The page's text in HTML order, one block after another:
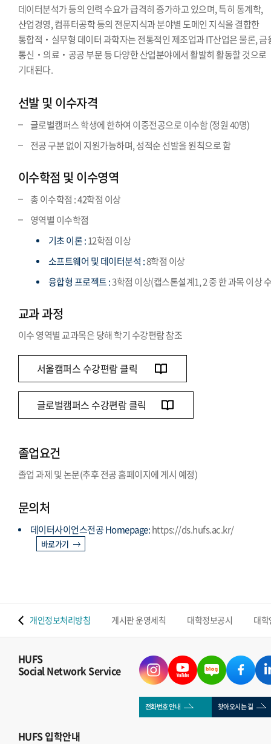
데이터분석가 등의 인력 수요가 급격히 증가하고 있으며, 특히 통계학,
산업경영, 컴퓨터공학 등의 전문지식과 분야별 도메인 지식을 결합한
통합적‧실무형 데이터 과학자는 전통적인 제조업과 IT산업은 물론,
통신‧의료‧공공 부문 등 다양한 산업분야에서 활발히 활동할 것으로
기대된다.
선발 및 이수자격
글로벌캠퍼스 학생에 한하여 이중전공으로 이수함 (정원 40명)
전공 구분 없이 지원가능하며, 성적순 선발을 원칙으로 함
이수학점 및 이수영역
총 이수학점 : 42학점 이상
영역별 이수학점
기초 이론 :12학점 이상
소프트웨어 및 데이터분석 :8학점 이상
융합형 프로젝트 :3학점 이상(캡스톤설계1, 2 중 한 과목 이상
교과 과정
이수 영역별 교과목은 당해 학기 수강편람 참조
서울캠퍼스 수강편람 클릭
글로벌캠퍼스 수강편람 클릭
졸업요건
졸업 과제 및 논문(추후 전공 홈페이지에 게시 예정)
문의처
데이터사이언스전공 Homepage:https://ds.hufs.ac.kr/
바로가기
개인정보처리방침 게시판 운영세칙 대학정보공시 대
HUFS
Social Network Service
전화번호 안내 찾아오시는 길
HUFS입학안내